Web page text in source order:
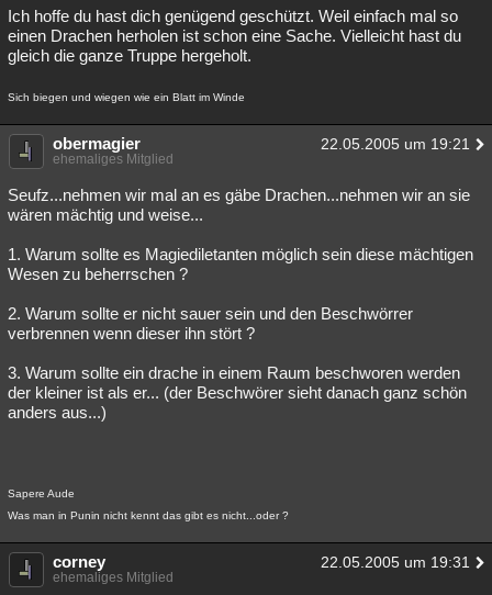
Ich hoffe du hast dich genügend geschützt. Weil einfach mal so
einen Drachen herholen ist schon eine Sache. Vielleicht hast du
gleich die ganze Truppe hergeholt.
Sich biegen und wiegen wie ein Blatt im Winde
obermagier 22.05.2005 um 19:21
ehemaliges Mitglied
Seufz...nehmen wir mal an es gäbe Drachen...nehmen wir an sie
wären mächtig und weise...
1. Warum sollte es Magiediletanten möglich sein diese mächtigen
Wesen zu beherrschen ?
2. Warum sollte er nicht sauer sein und den Beschwörrer
verbrennen wenn dieser ihn stört ?
3. Warum sollte ein drache in einem Raum beschworen werden
der kleiner ist als er... (der Beschwörer sieht danach ganz schön
anders aus...)
Sapere Aude
Was man in Punin nicht kennt das gibt es nicht...oder ?
corney 22.05.2005 um 19:31
ehemaliges Mitglied